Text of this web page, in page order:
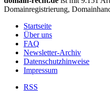
Domainregistrierung,
Startseite
Über uns
FAQ
Newsletter-Archiv
Datenschutzhinweise
Impressum
RSS